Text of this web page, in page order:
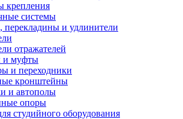
крепления
системы
и удлинители
отражателей
и муфты
и переходники
кронштейны
и автополы
опоры
студийного оборудования